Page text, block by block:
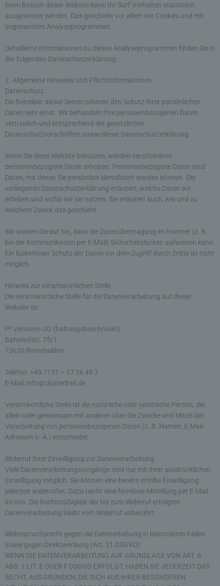
Beim Besuch dieser Website kann Ihr Surf-Verhalten statistisch
ausgewertet werden. Das geschieht vor allem mit Cookies und mit
sogenannten Analyseprogrammen.
Detaillierte Informationen zu diesen Analyseprogrammen finden Sie in
der folgenden Datenschutzerklärung.
2. Allgemeine Hinweise und Pflichtinformationen
Datenschutz
Die Betreiber dieser Seiten nehmen den Schutz Ihrer persönlichen
Daten sehr ernst. Wir behandeln Ihre personenbezogenen Daten
vertraulich und entsprechend der gesetzlichen
Datenschutzvorschriften sowie dieser Datenschutzerklärung.
Wenn Sie diese Website benutzen, werden verschiedene
personenbezogene Daten erhoben. Personenbezogene Daten sind
Daten, mit denen Sie persönlich identifiziert werden können. Die
vorliegende Datenschutzerklärung erläutert, welche Daten wir
erheben und wofür wir sie nutzen. Sie erläutert auch, wie und zu
welchem Zweck das geschieht.
Wir weisen darauf hin, dass die Datenübertragung im Internet (z. B.
bei der Kommunikation per E-Mail) Sicherheitslücken aufweisen kann.
Ein lückenloser Schutz der Daten vor dem Zugriff durch Dritte ist nicht
möglich.
Hinweis zur verantwortlichen Stelle
Die verantwortliche Stelle für die Datenverarbeitung auf dieser
Website ist:
P² Ventures UG (haftungsbeschränkt)
Bahnhofstr. 75/1
73630 Remshalden
Telefon: +49 7151 – 27 26 46 7
E-Mail: info@clusterball.de
Verantwortliche Stelle ist die natürliche oder juristische Person, die
allein oder gemeinsam mit anderen über die Zwecke und Mittel der
Verarbeitung von personenbezogenen Daten (z. B. Namen, E-Mail-
Adressen o. Ä.) entscheidet.
Widerruf Ihrer Einwilligung zur Datenverarbeitung
Viele Datenverarbeitungsvorgänge sind nur mit Ihrer ausdrücklichen
Einwilligung möglich. Sie können eine bereits erteilte Einwilligung
jederzeit widerrufen. Dazu reicht eine formlose Mitteilung per E-Mail
an uns. Die Rechtmäßigkeit der bis zum Widerruf erfolgten
Datenverarbeitung bleibt vom Widerruf unberührt.
Widerspruchsrecht gegen die Datenerhebung in besonderen Fällen
sowie gegen Direktwerbung (Art. 21 DSGVO)
WENN DIE DATENVERARBEITUNG AUF GRUNDLAGE VON ART. 6
ABS. 1 LIT. E ODER F DSGVO ERFOLGT, HABEN SIE JEDERZEIT DAS
RECHT, AUS GRÜNDEN, DIE SICH AUS IHRER BESONDEREN